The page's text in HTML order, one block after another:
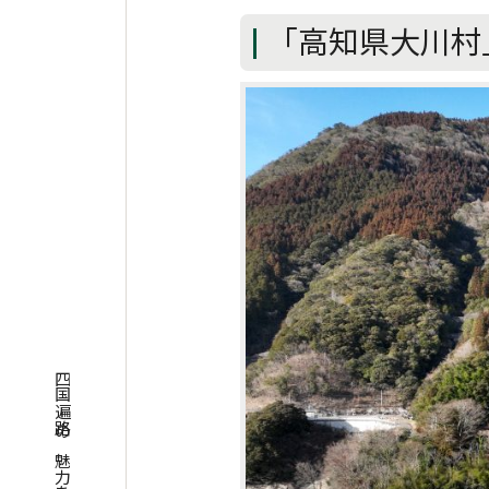
「高知県大川